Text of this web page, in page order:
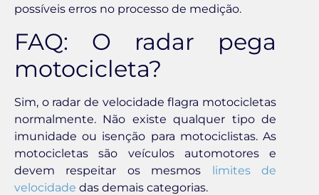
possíveis erros no processo de medição.
FAQ: O radar pega
motocicleta?
Sim, o radar de velocidade flagra motocicletas
normalmente. Não existe qualquer tipo de
imunidade ou isenção para motociclistas. As
motocicletas são veículos automotores e
devem respeitar os mesmos limites de
velocidade das demais categorias.